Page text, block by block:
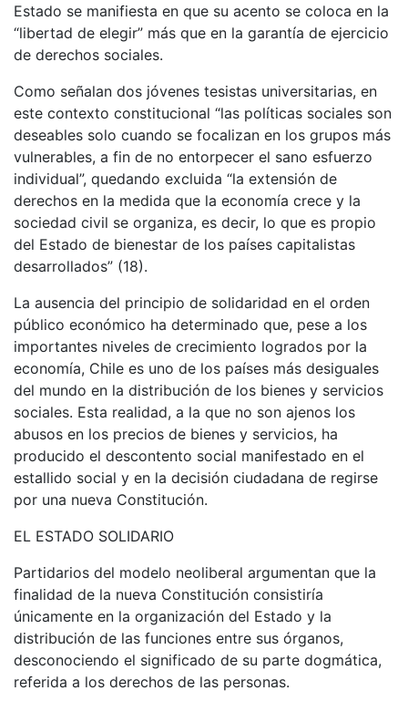
Estado se manifiesta en que su acento se coloca en la
“libertad de elegir” más que en la garantía de ejercicio
de derechos sociales.
Como señalan dos jóvenes tesistas universitarias, en
este contexto constitucional “las políticas sociales son
deseables solo cuando se focalizan en los grupos más
vulnerables, a fin de no entorpecer el sano esfuerzo
individual”, quedando excluida “la extensión de
derechos en la medida que la economía crece y la
sociedad civil se organiza, es decir, lo que es propio
del Estado de bienestar de los países capitalistas
desarrollados” (18).
La ausencia del principio de solidaridad en el orden
público económico ha determinado que, pese a los
importantes niveles de crecimiento logrados por la
economía, Chile es uno de los países más desiguales
del mundo en la distribución de los bienes y servicios
sociales. Esta realidad, a la que no son ajenos los
abusos en los precios de bienes y servicios, ha
producido el descontento social manifestado en el
estallido social y en la decisión ciudadana de regirse
por una nueva Constitución.
EL ESTADO SOLIDARIO
Partidarios del modelo neoliberal argumentan que la
finalidad de la nueva Constitución consistiría
únicamente en la organización del Estado y la
distribución de las funciones entre sus órganos,
desconociendo el significado de su parte dogmática,
referida a los derechos de las personas.